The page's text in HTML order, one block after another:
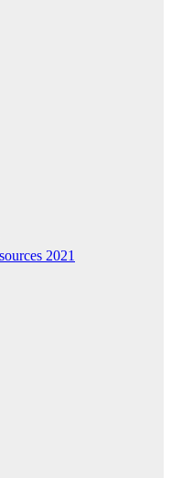
2021